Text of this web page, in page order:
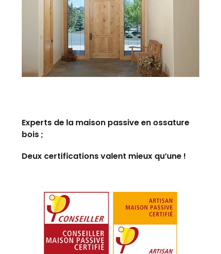
Experts de la maison passive en ossature
bois ;
Deux certifications valent mieux qu’une !